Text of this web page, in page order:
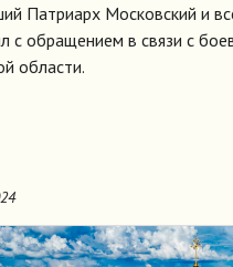
Патриарх Московский и
с обращением в связи с
области.